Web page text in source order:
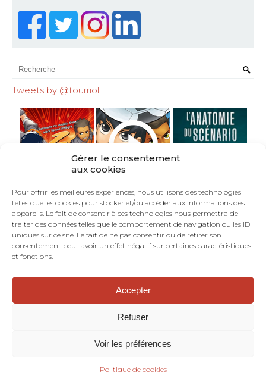
Gérer le consentement
aux cookies
Pour offrir les meilleures expériences, nous utilisons des technologies
telles que les cookies pour stocker et/ou accéder aux informations des
appareils. Le fait de consentir à ces technologies nous permettra de
traiter des données telles que le comportement de navigation ou les ID
uniques sur ce site. Le fait de ne pas consentir ou de retirer son
consentement peut avoir un effet négatif sur certaines caractéristiques
et fonctions.
Accepter
Refuser
Voir les préférences
Politique de cookies
Tweets by @tourriol
©TOURRIOL.COM - En Français dans le Texte :
blog de scénariste BD, comics, mangas.
Mentions Légales